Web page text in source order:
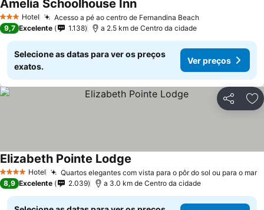
3 EstrelasHotel Acesso a pé ao centro de Fernandina Beach
Amelia Schoolhouse Inn
9,7 Excelente 1.138 a 2.5 km de Centro da cidade
Selecione as datas para ver os preços
exatos.
Ver preços
Partilhar
4 EstrelasHotel Quartos elegantes com vista para o pôr do sol ou para o mar
Elizabeth Pointe Lodge
8,9 Excelente 2.039 a 3.0 km de Centro da cidade